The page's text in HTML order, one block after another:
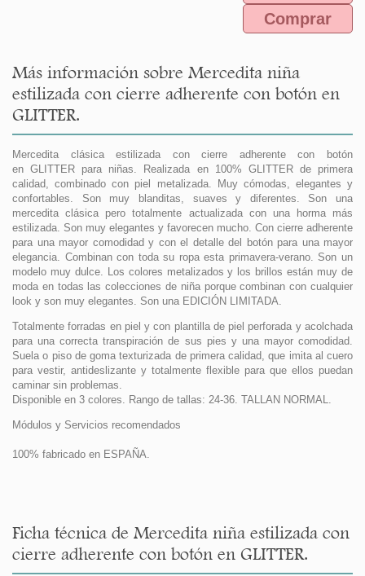
Comprar
Más información sobre Mercedita niña
estilizada con cierre adherente con botón en
GLITTER.
Mercedita clásica estilizada con cierre adherente con botón
en GLITTER para niñas. Realizada en 100% GLITTER de primera
calidad, combinado con piel metalizada. Muy cómodas, elegantes y
confortables. Son muy blanditas, suaves y diferentes. Son una
mercedita clásica pero totalmente actualizada con una horma más
estilizada. Son muy elegantes y favorecen mucho. Con cierre adherente
para una mayor comodidad y con el detalle del botón para una mayor
elegancia. Combinan con toda su ropa esta primavera-verano. Son un
modelo muy dulce. Los colores metalizados y los brillos están muy de
moda en todas las colecciones de niña porque combinan con cualquier
look y son muy elegantes. Son una EDICIÓN LIMITADA.
Totalmente forradas en piel y con plantilla de piel perforada y acolchada
para una correcta transpiración de sus pies y una mayor comodidad.
Suela o piso de goma texturizada de primera calidad, que imita al cuero
para vestir, antideslizante y totalmente flexible para que ellos puedan
caminar sin problemas.
Disponible en 3 colores. Rango de tallas: 24-36. TALLAN NORMAL.
Módulos y Servicios recomendados
100% fabricado en ESPAÑA.
Ficha técnica de Mercedita niña estilizada con
cierre adherente con botón en GLITTER.